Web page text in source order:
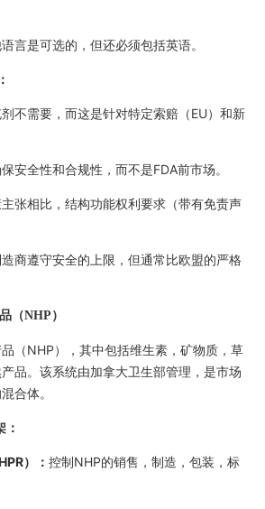
言是可选的，但还必须包括英语。
不需要，而这是针对特定索赔（EU）和新
安全性和合规性，而不是FDA前市场。
张相比，结构功能权利要求（带有免责声
商遵守安全的上限，但通常比欧盟的严格
（NHP）
（NHP），其中包括维生素，矿物质，草
品。该系统由加拿大卫生部管理，是市场
合体。
）： 控制NHP的销售，制造，包装，标